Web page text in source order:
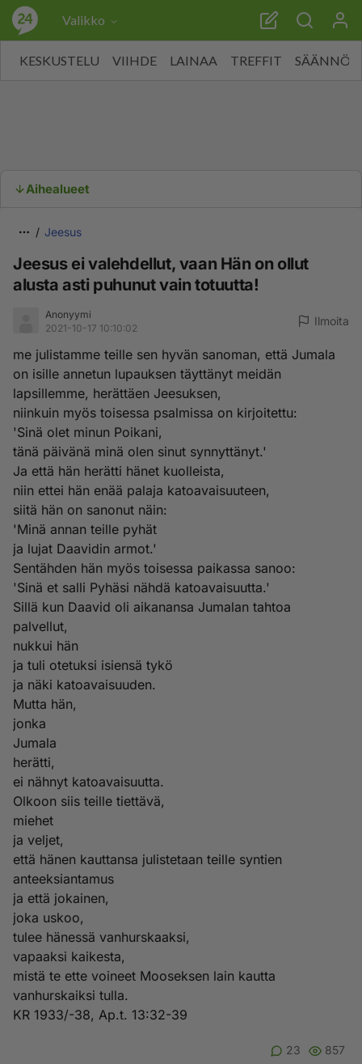
Valikko
KESKUSTELU VIIHDE LAINAA TREFFIT SÄÄNNÖT
Aihealueet
Jeesus
Jeesus ei valehdellut, vaan Hän on ollut
alusta asti puhunut vain totuutta!
Anonyymi
2021-10-17 10:10:02
Ilmoita
me julistamme teille sen hyvän sanoman, että Jumala
on isille annetun lupauksen täyttänyt meidän
lapsillemme, herättäen Jeesuksen,
niinkuin myös toisessa psalmissa on kirjoitettu:
'Sinä olet minun Poikani,
tänä päivänä minä olen sinut synnyttänyt.'
Ja että hän herätti hänet kuolleista,
niin ettei hän enää palaja katoavaisuuteen,
siitä hän on sanonut näin:
'Minä annan teille pyhät
ja lujat Daavidin armot.'
Sentähden hän myös toisessa paikassa sanoo:
'Sinä et salli Pyhäsi nähdä katoavaisuutta.'
Sillä kun Daavid oli aikanansa Jumalan tahtoa
palvellut,
nukkui hän
ja tuli otetuksi isiensä tykö
ja näki katoavaisuuden.
Mutta hän,
jonka
Jumala
herätti,
ei nähnyt katoavaisuutta.
Olkoon siis teille tiettävä,
miehet
ja veljet,
että hänen kauttansa julistetaan teille syntien
anteeksiantamus
ja että jokainen,
joka uskoo,
tulee hänessä vanhurskaaksi,
vapaaksi kaikesta,
mistä te ette voineet Mooseksen lain kautta
vanhurskaiksi tulla.
KR 1933/-38, Ap.t. 13:32-39
23 857